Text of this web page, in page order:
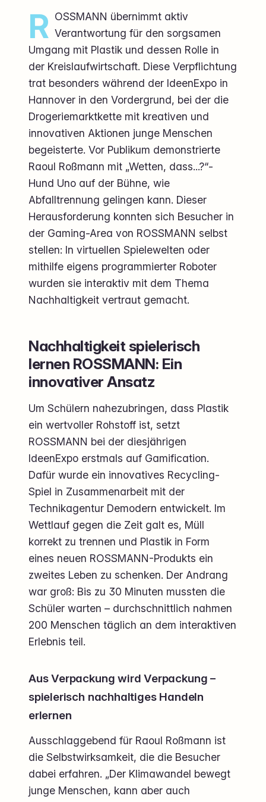
R OSSMANN übernimmt aktiv
Verantwortung für den sorgsamen
Umgang mit Plastik und dessen Rolle in
der Kreislaufwirtschaft. Diese Verpflichtung
trat besonders während der IdeenExpo in
Hannover in den Vordergrund, bei der die
Drogeriemarktkette mit kreativen und
innovativen Aktionen junge Menschen
begeisterte. Vor Publikum demonstrierte
Raoul Roßmann mit „Wetten, dass...?“-
Hund Uno auf der Bühne, wie
Abfalltrennung gelingen kann. Dieser
Herausforderung konnten sich Besucher in
der Gaming-Area von ROSSMANN selbst
stellen: In virtuellen Spielewelten oder
mithilfe eigens programmierter Roboter
wurden sie interaktiv mit dem Thema
Nachhaltigkeit vertraut gemacht.
Nachhaltigkeit spielerisch
lernen ROSSMANN: Ein
innovativer Ansatz
Um Schülern nahezubringen, dass Plastik
ein wertvoller Rohstoff ist, setzt
ROSSMANN bei der diesjährigen
IdeenExpo erstmals auf Gamification.
Dafür wurde ein innovatives Recycling-
Spiel in Zusammenarbeit mit der
Technikagentur Demodern entwickelt. Im
Wettlauf gegen die Zeit galt es, Müll
korrekt zu trennen und Plastik in Form
eines neuen ROSSMANN-Produkts ein
zweites Leben zu schenken. Der Andrang
war groß: Bis zu 30 Minuten mussten die
Schüler warten – durchschnittlich nahmen
200 Menschen täglich an dem interaktiven
Erlebnis teil.
Aus Verpackung wird Verpackung –
spielerisch nachhaltiges Handeln
erlernen
Ausschlaggebend für Raoul Roßmann ist
die Selbstwirksamkeit, die die Besucher
dabei erfahren. „Der Klimawandel bewegt
junge Menschen, kann aber auch